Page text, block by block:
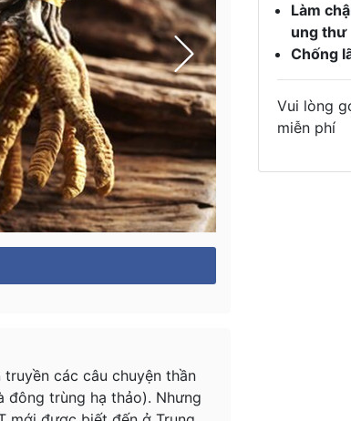
các câu chuyện thần
đông trùng hạ thảo). Nhưng
Làm
ung thư
Chống
Vui lòng
miễn phí